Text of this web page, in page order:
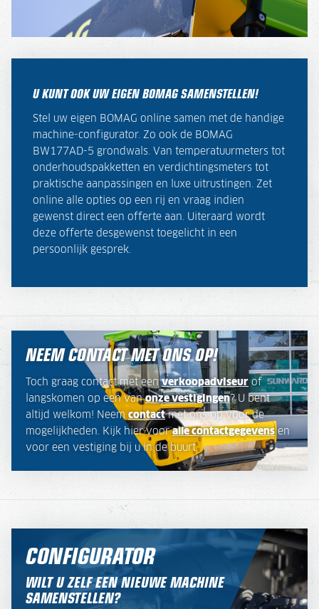
U KUNT OOK UW EIGEN BOMAG SAMENSTELLEN!
Stel uw eigen BOMAG online samen met de handige
machine-configurator. Zo ook de BOMAG
BW177AD-5 grondwals. Van temperatuurmeters tot
onderhoudspakketten en verdichtingsmeters tot
praktische aanpassingen en luxe uitrustingen. Zet
online alle opties op een rij en vraag indien
gewenst direct een offerte aan. Uiteraard wordt
deze offerte desgewenst toegelicht in een
persoonlijk gesprek.
NEEM CONTACT MET ONS OP!
Toch graag contact met eenverkoopadviseur of
langskomen op een vanonze vestigingen? U bent
altijd welkom! Neem contactmet ons op voor de
mogelijkheden. Kijk hier vooralle contactgegevens en
voor een vestiging bij u in de buurt.
CONFIGURATOR
WILT U ZELF EEN NIEUWE MACHINE
SAMENSTELLEN?